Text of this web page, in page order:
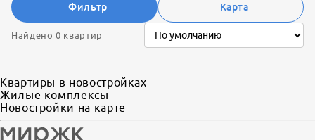
Фильтр Карта
Найдено 0 квартир
Квартиры в новостройках
Жилые комплексы
Новостройки на карте